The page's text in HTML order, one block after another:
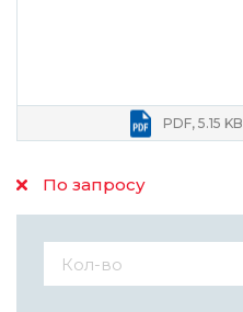
По запросу
PDF, 5.15 KB